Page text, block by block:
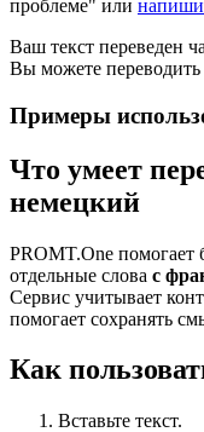
проблеме" или
Ваш текст переведен
Вы можете переводить
Примеры
Что умеет
немецкий
PROMT.One помогает
отдельные слова с
Сервис учитывает
помогает сохранять
Как
Вставьте текст.